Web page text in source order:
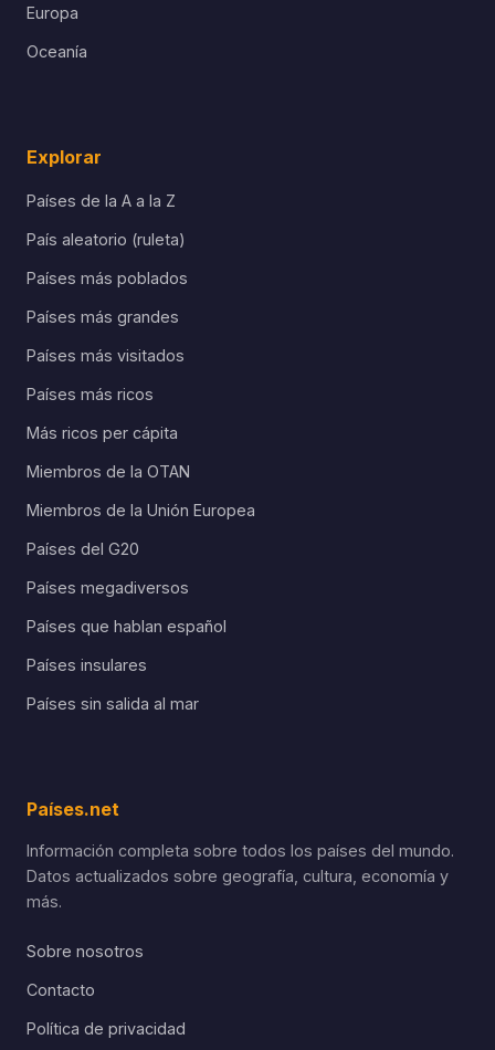
Europa
Oceanía
Explorar
Países de la A a la Z
País aleatorio (ruleta)
Países más poblados
Países más grandes
Países más visitados
Países más ricos
Más ricos per cápita
Miembros de la OTAN
Miembros de la Unión Europea
Países del G20
Países megadiversos
Países que hablan español
Países insulares
Países sin salida al mar
Países.net
Información completa sobre todos los países del mundo.
Datos actualizados sobre geografía, cultura, economía y
más.
Sobre nosotros
Contacto
Política de privacidad